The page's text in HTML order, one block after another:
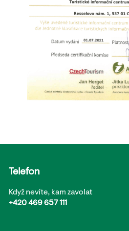
Telefon
Když nevíte, kam zavolat
+420 469 657 111